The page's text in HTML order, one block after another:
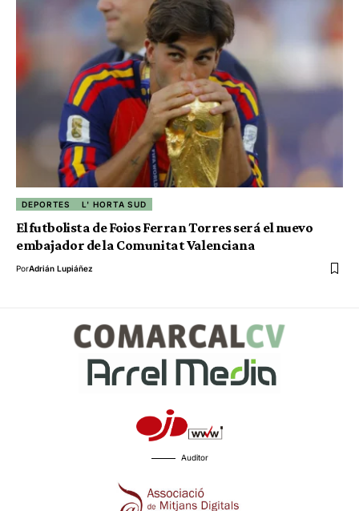
DEPORTES L' HORTA SUD
El futbolista de Foios Ferran Torres será el nuevo
embajador de la Comunitat Valenciana
PorAdrián Lupiáñez
Auditor